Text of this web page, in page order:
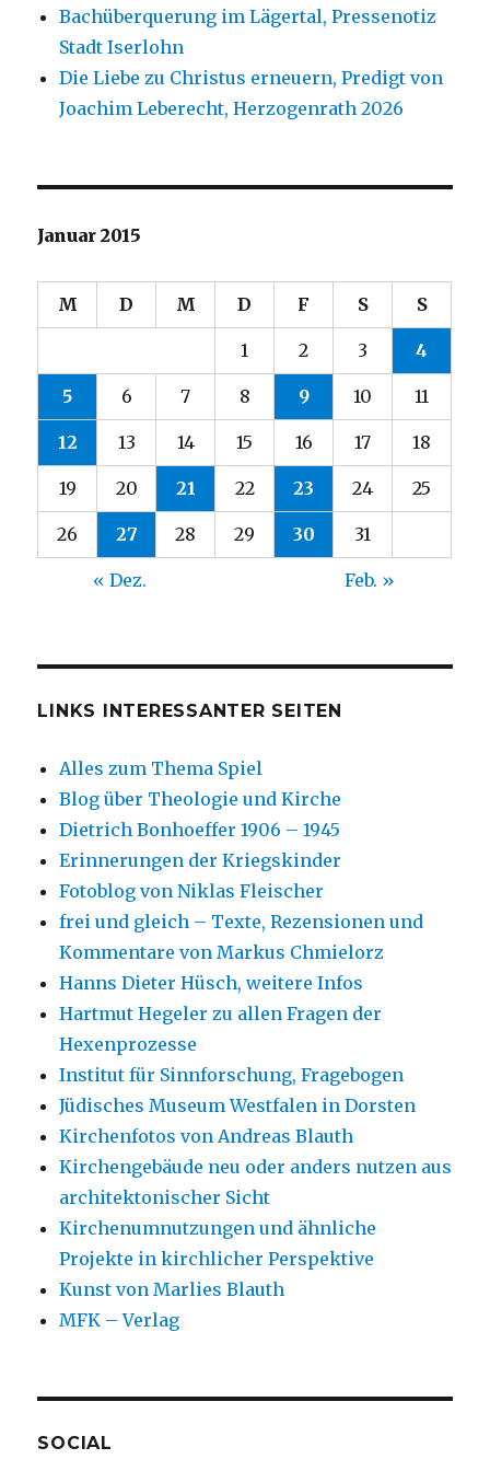
Bachüberquerung im Lägertal, Pressenotiz
Stadt Iserlohn
Die Liebe zu Christus erneuern, Predigt von
Joachim Leberecht, Herzogenrath 2026
Januar 2015
M D M D F S S
1 2 3 4
5 6 7 8 9 10 11
12 13 14 15 16 17 18
19 20 21 22 23 24 25
26 27 28 29 30 31
« Dez. Feb. »
LINKS INTERESSANTER SEITEN
Alles zum Thema Spiel
Blog über Theologie und Kirche
Dietrich Bonhoeffer 1906 – 1945
Erinnerungen der Kriegskinder
Fotoblog von Niklas Fleischer
frei und gleich – Texte, Rezensionen und
Kommentare von Markus Chmielorz
Hanns Dieter Hüsch, weitere Infos
Hartmut Hegeler zu allen Fragen der
Hexenprozesse
Institut für Sinnforschung, Fragebogen
Jüdisches Museum Westfalen in Dorsten
Kirchenfotos von Andreas Blauth
Kirchengebäude neu oder anders nutzen aus
architektonischer Sicht
Kirchenumnutzungen und ähnliche
Projekte in kirchlicher Perspektive
Kunst von Marlies Blauth
MFK – Verlag
SOCIAL